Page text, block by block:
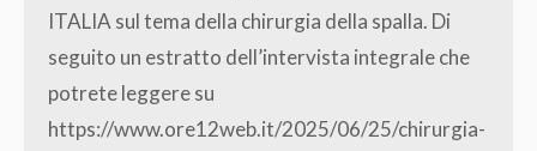
ITALIA sul tema della chirurgia della spalla. Di
seguito un estratto dell’intervista integrale che
potrete leggere su
https://www.ore12web.it/2025/06/25/chirurgia-